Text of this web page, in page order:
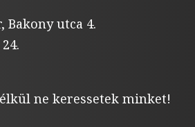
Bakony utca 4.
ne keressetek minket!